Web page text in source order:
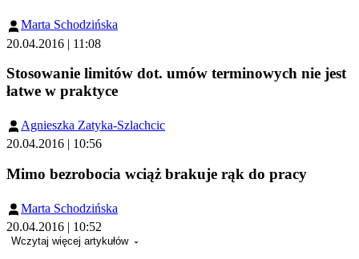
Marta Schodzińska
20.04.2016 | 11:08
Stosowanie limitów dot. umów terminowych nie jest
łatwe w praktyce
Agnieszka Zatyka-Szlachcic
20.04.2016 | 10:56
Mimo bezrobocia wciąż brakuje rąk do pracy
Marta Schodzińska
20.04.2016 | 10:52
Wczytaj więcej artykułów